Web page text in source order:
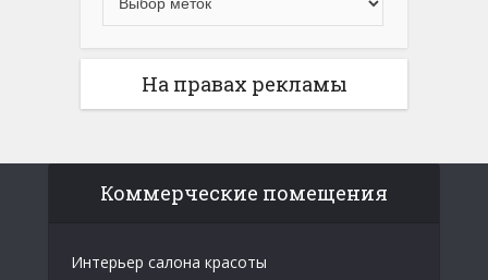
На правах рекламы
Коммерческие помещения
Интерьер салона красоты